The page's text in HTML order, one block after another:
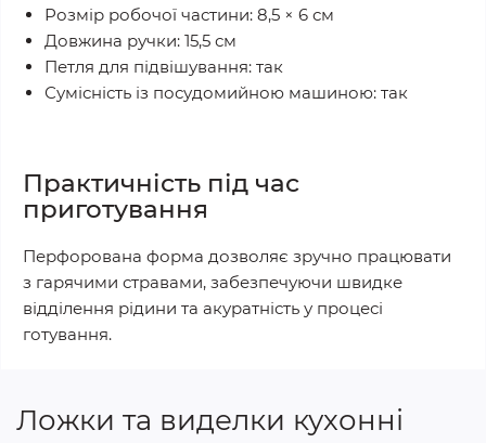
Розмір робочої частини: 8,5 × 6 см
Довжина ручки: 15,5 см
Петля для підвішування: так
Сумісність із посудомийною машиною: так
Практичність під час
приготування
Перфорована форма дозволяє зручно працювати
з гарячими стравами, забезпечуючи швидке
відділення рідини та акуратність у процесі
готування.
Ложки та виделки кухонні